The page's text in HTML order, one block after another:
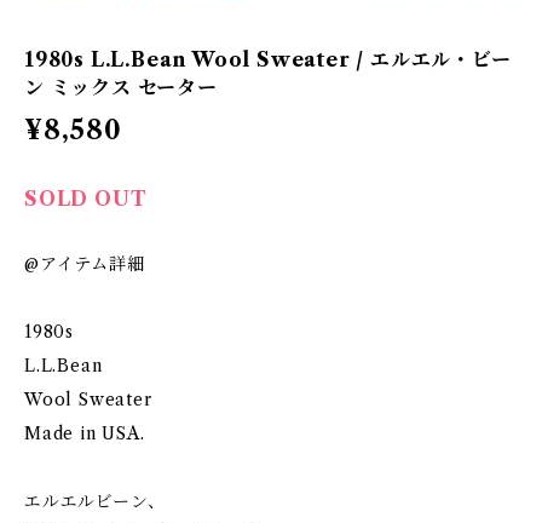
1980s L.L.Bean Wool Sweater / エルエル・ビー
ン ミックス セーター
¥8,580
SOLD OUT
@アイテム詳細
1980s
L.L.Bean
Wool Sweater
Made in USA.
エルエルビーン、